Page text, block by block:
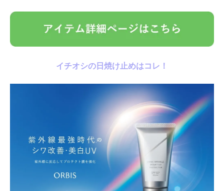
イチオシの日焼け止めはコレ！